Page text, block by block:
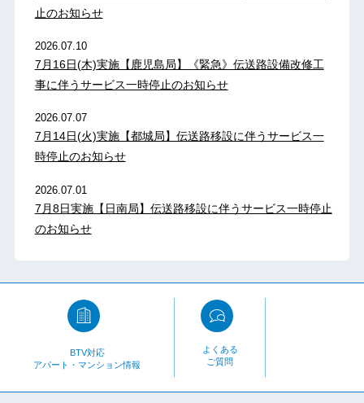
止のお知らせ
2026.07.10
7月16日(木)実施【鹿児島局】《緊急》伝送路設備改修工
事に伴うサービス一時停止のお知らせ
2026.07.07
7月14日(火)実施【都城局】伝送路移設に伴うサービス一
時停止のお知らせ
2026.07.01
7月8日実施【日南局】伝送路移設に伴うサービス一時停止
のお知らせ
BTV対応
アパート・マンション情報
よくある
ご質問